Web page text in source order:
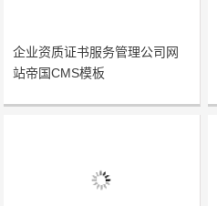
企业资质证书服务管理公司网
站帝国CMS模板